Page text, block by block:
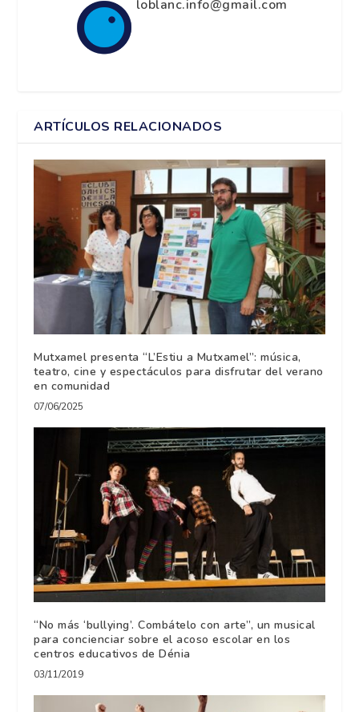
loblanc.info@gmail.com
ARTÍCULOS RELACIONADOS
Mutxamel presenta “L’Estiu a Mutxamel”: música,
teatro, cine y espectáculos para disfrutar del verano
en comunidad
07/06/2025
“No más ‘bullying’. Combátelo con arte”, un musical
para concienciar sobre el acoso escolar en los
centros educativos de Dénia
03/11/2019